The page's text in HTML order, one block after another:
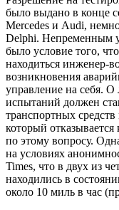
было выдано в конце
Mercedes и Audi,
Delphi. Непременным
было условие того,
находиться инженер-
возникновения
управление на себя.
испытаний должен
транспортных
который
по этому вопросу.
на условиях
Times, что в двух из
находились в
около 10 миль в час